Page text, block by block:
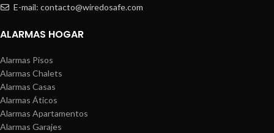
E-mail: contacto@wiredosafe.com
ALARMAS HOGAR
Alarmas Pisos
Alarmas Chalets
Alarmas Casas
Alarmas Áticos
Alarmas Apartamentos
Alarmas Garajes